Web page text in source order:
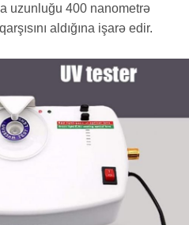
uzunluğu 400 nanometrə
aldığına işarə edir.